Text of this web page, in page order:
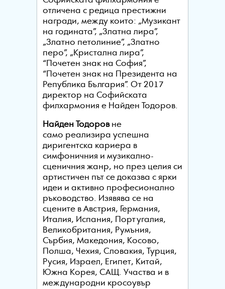
отличена с редица престижни
награди, между които: „Музикант
на годината”, „Златна лира”,
„Златно петолиние”, „Златно
перо”, „Кристална лира”,
“Почетен знак на София”,
“Почетен знак на Президента на
Република България”. От 2017
директор на Софийската
филхармония е Найден Тодоров.
Найден Тодоровне
само реализира успешна
диригентска кариера в
симфоничния и музикално-
сценичния жанр, но през целия си
артистичен път се доказва с ярки
идеи и активно професионално
ръководство. Изявява се на
сцените в Австрия, Германия,
Италия, Испания, Португалия,
Великобритания, Румъния,
Сърбия, Македония, Косово,
Полша, Чехия, Словакия, Турция,
Русия, Израел, Египет, Китай,
Южна Корея, САЩ. Участва и в
международни кросоувър